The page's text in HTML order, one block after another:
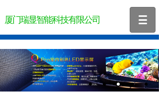
厦门瑞显智能科技有限公司